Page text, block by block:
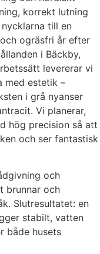
korrekt lutning
till en
ogräsfri år efter
i Bäckby,
levererar vi
med estetik –
i grå nyanser
Vi planerar,
hög precision så att
och ser fantastisk
och
brunnar och
Slutresultatet: en
stabilt, vatten
både husets